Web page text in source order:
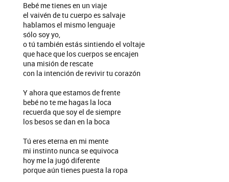
Bebé me tienes en un viaje
el vaivén de tu cuerpo es salvaje
hablamos el mismo lenguaje
sólo soy yo,
o tú también estás sintiendo el voltaje
que hace que los cuerpos se encajen
una misión de rescate
con la intención de revivir tu corazón
Y ahora que estamos de frente
bebé no te me hagas la loca
recuerda que soy el de siempre
los besos se dan en la boca
Tú eres eterna en mi mente
mi instinto nunca se equivoca
hoy me la jugó diferente
porque aún tienes puesta la ropa